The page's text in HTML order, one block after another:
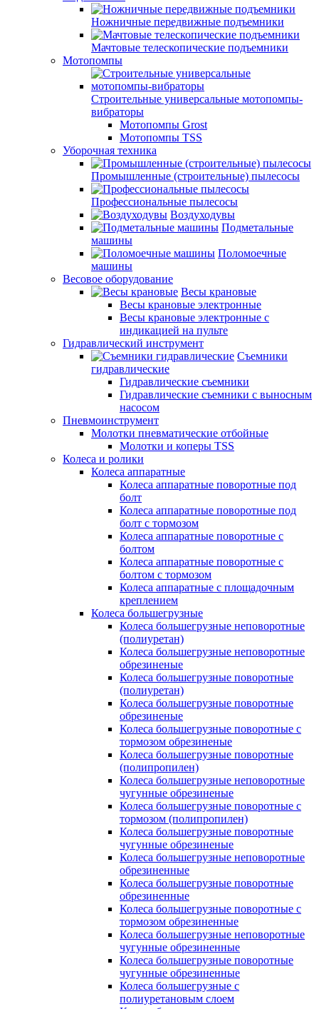
Ножничные передвижные подъемники
Мачтовые телескопические подъемники
Мотопомпы
Строительные универсальные мотопомпы-
вибраторы
Мотопомпы Grost
Мотопомпы TSS
Уборочная техника
Промышленные (строительные) пылесосы
Профессиональные пылесосы
Воздуходувы
Подметальные
машины
Поломоечные
машины
Весовое оборудование
Весы крановые
Весы крановые электронные
Весы крановые электронные с
индикацией на пульте
Гидравлический инструмент
Съемники
гидравлические
Гидравлические съемники
Гидравлические cъемники с выносным
насосом
Пневмоинструмент
Молотки пневматические отбойные
Молотки и коперы TSS
Колеса и ролики
Колеса аппаратные
Колеса аппаратные поворотные под
болт
Колеса аппаратные поворотные под
болт с тормозом
Колеса аппаратные поворотные с
болтом
Колеса аппаратные поворотные с
болтом с тормозом
Колеса аппаратные с площадочным
креплением
Колеса большегрузные
Колеса большегрузные неповоротные
(полиуретан)
Колеса большегрузные неповоротные
обрезиненые
Колеса большегрузные поворотные
(полиуретан)
Колеса большегрузные поворотные
обрезиненые
Колеса большегрузные поворотные с
тормозом обрезиненые
Колеса большегрузные поворотные
(полипропилен)
Колеса большегрузные неповоротные
чугунные обрезиненые
Колеса большегрузные поворотные с
тормозом (полипропилен)
Колеса большегрузные поворотные
чугунные обрезиненые
Колеса большегрузные неповоротные
обрезиненные
Колеса большегрузные поворотные
обрезиненные
Колеса большегрузные поворотные с
тормозом обрезиненные
Колеса большегрузные неповоротные
чугунные обрезиненные
Колеса большегрузные поворотные
чугунные обрезиненные
Колеса большегрузные с
полиуретановым слоем